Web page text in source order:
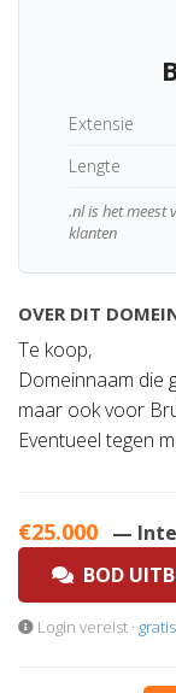
Extensie
Lengte
.nl is het meest
klanten
OVER DIT
Te koop,
Domeinnaam die
maar ook voor
Eventueel tegen
€25.000 —
BOD
Login vereist ·